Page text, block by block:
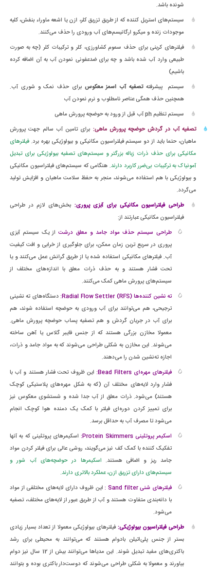
شونده باشد.
سیستم‌های استریل کننده که از طریق تزریق کلر، ازن یا اشعه ماوراء بنفش، کلیه
موجودات زنده و میکرو ارگانیسم‌های آب ورودی را حذف می‌کنند.
فیلترهای کربنی برای حذف سموم کشاورزی، کلر و ترکیبات کلر (چه به صورت
طبیعی وارد آب شده باشد و چه برای ضدعفونی نمودن آب به آن اضافه کرده
باشیم)
سیستم پیشرفتهتصفیه آب اسمز معکوس برای حذف نمک و شوری آب.
همچنین حذف همگی عناصر نامطلوب و نرم نمودن آب
سیستم تنظیم ph آب قبل از ورود به حوضچه پرورش ماهی
تصفیه آب در گردش حوضچه پرورش ماهی: برای تامین آب سالم جهت پرورش
ماهیان، حتما باید از دو سیستم فیلتراسیون مکانیکی و بیولوژیکی بهره برد. فیلترهای
مکانیکی برای حذف ذرات زباله بزرگتر و سیستم‌های تصفیه بیولوژیکی برای تبدیل
آمونیاک به ترکیبات بی‌ضرر کاربرد دارند. هنگامی که سیستم‌های فیلتراسیون مکانیکی
و بیولوژیکی با هم استفاده می‌شوند، منجر به حفظ سلامت ماهیان و افزایش تولید
می‌گردد.
طراحی فیلتراسیون مکانیکی برای آبزی پروری: بخش‌های لازم در طراحی
فیلتراسیون مکانیکی عبارتند از:
طراحی سیستم حذف مواد جامد و معلق درشتاز یک سیستم آبزی
پروری در سریع ترین زمان ممکن، برای جلوگیری از خرابی و افت کیفیت
آب. فیلترهای مکانیکی استفاده شده یا از طریق گرانش عمل می‌کنند و یا
تحت فشار هستند و به حذف ذرات معلق با اندازه‌های مختلف از
سیستم‌های پرورش ماهی کمک می‌کنند.
ته نشین کننده‌ها Radial Flow Settler (RFS):
دستگاه‌های ته نشینی
ترجیحی، هم می‌توانند برای آب ورودی به حوضچه استفاده شوند، هم
برای آب در جریان گردش و هم تصفیه پساب حوضچه پرورش ماهی.
معمولا مخازن بزرگی هستند که از جنس فایبر گلاس یا آهن ساخته
می‌شوند. این مخازن به شکلی طراحی می‌شوند که به مواد جامد و ذرات،
اجازه ته‌نشین شدن را می‌دهند.
فیلترهای مهره‌ای Bead Filters:
این ظروف تحت فشار هستند و آب با
فشار وارد لایه‌های مختلف آن (که به شکل مهره‌های پلاستیکی کوچک
هستند) می‌شود. ذرات معلق از آب جدا شده و شستشوی معکوس نیز
برای تمییز کردن دوره‌ای فیلتر با کمک یک دمنده هوا کوچک انجام
می‌شود تا مصرف آب به حداقل برسد.
اسکیمر پروتئینی Protein Skimmers:
اسکیمرهای پروتئینی که به آنها
تفکیک کننده با کمک کف نیز می‌گویند، روشی عالی برای فیلتر کردن مواد
جامد ریز و اضافی هستند. اسکیمرها در حوضچه‌های آب شور و
سیستم‌های دارای تزریق ازن، عملکرد بالاتری دارند.
فیلترهای شنی Sand filter :
این ظروف دارای لایه‌های مختلفی از مواد
با دانه‌بندی متفاوت هستند و آب از طریق عبور از لایه‌های مختلف، تصفیه
می‌شود.
طراحی فیلتراسیون بیولوژیکی:فیلترهای بیولوژیکی معمولا از تعداد بسیار زیادی
بستر از جنس پلی‌اتیلن بادوام هستند که می‌توانند به محیطی برای رشد
باکتری‌های مفید تبدیل شوند. این مدیاها می‌توانند بیش از 12 سال نیز دوام
بیاورند و معمولا به شکلی طراحی می‌شوند که دوست‌دار باکتری بوده و بتوانند